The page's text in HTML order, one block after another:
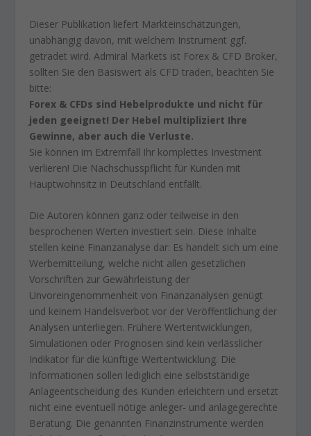
Dieser Publikation liefert Markteinschätzungen,
unabhängig davon, mit welchem Instrument ggf.
getradet wird. Admiral Markets ist Forex & CFD Broker,
sollten Sie den Basiswert als CFD traden, beachten Sie
bitte:
Forex & CFDs sind Hebelprodukte und nicht für
jeden geeignet! Der Hebel multipliziert Ihre
Gewinne, aber auch die Verluste.
Sie können im Extremfall Ihr komplettes Investment
verlieren! Die Nachschusspflicht für Kunden mit
Hauptwohnsitz in Deutschland entfällt.
Die Autoren können ganz oder teilweise in den
besprochenen Werten investiert sein. Diese Inhalte
stellen keine Finanzanalyse dar: Es handelt sich um eine
Werbemitteilung, welche nicht allen gesetzlichen
Vorschriften zur Gewährleistung der
Unvoreingenommenheit von Finanzanalysen genügt
und keinem Handelsverbot vor der Veröffentlichung der
Analysen unterliegen. Frühere Wertentwicklungen,
Simulationen oder Prognosen sind kein verlässlicher
Indikator für die künftige Wertentwicklung. Die
Informationen sollen lediglich eine selbstständige
Anlageentscheidung des Kunden erleichtern und ersetzt
nicht eine eventuell nötige anleger- und anlagegerechte
Beratung. Die genannten Finanzinstrumente werden